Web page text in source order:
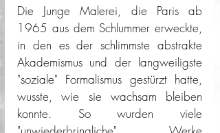
Die Junge Malerei, die Paris ab
1965 aus dem Schlummer erweckte,
in den es der schlimmste abstrakte
Akademismus und der langweiligste
"soziale" Formalismus gestürzt hatte,
wusste, wie sie wachsam bleiben
konnte. So wurden viele